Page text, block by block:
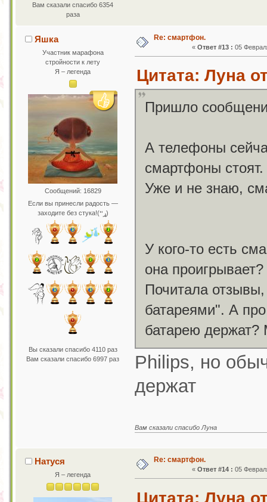
Вам сказали спасибо 6354
раза
Яшка
Участник марафона
стройности к лету
Я – легенда
Сообщений: 16829
Если вы принесли радость —
заходите без стука!(ړײ)
Вы сказали спасибо 4110 раз
Вам сказали спасибо 6997 раз
Re: смартфон.
« Ответ #13 : 05
Цитата: Луна
Пришло
А телефоны
смартфоны стоят.
Уже и не знаю,
У кого-то есть
она проигрывает?
Почитала
батареями". А
батарею держат?
Philips, но
держат
Вам сказали спасибо Луна
Натуся
Я – легенда
Re: смартфон.
« Ответ #14 : 05
Цитата: Луна